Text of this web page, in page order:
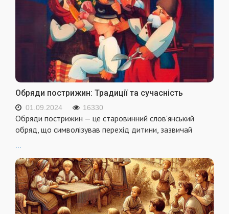
Обряди пострижин: Традиції та сучасність
01.09.2024 16330
Обряди пострижин — це старовинний слов'янський
обряд, що символізував перехід дитини, зазвичай